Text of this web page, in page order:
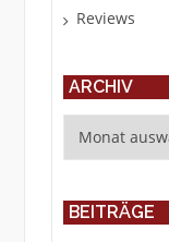
Reviews
ARCHIV
BEITRÄGE